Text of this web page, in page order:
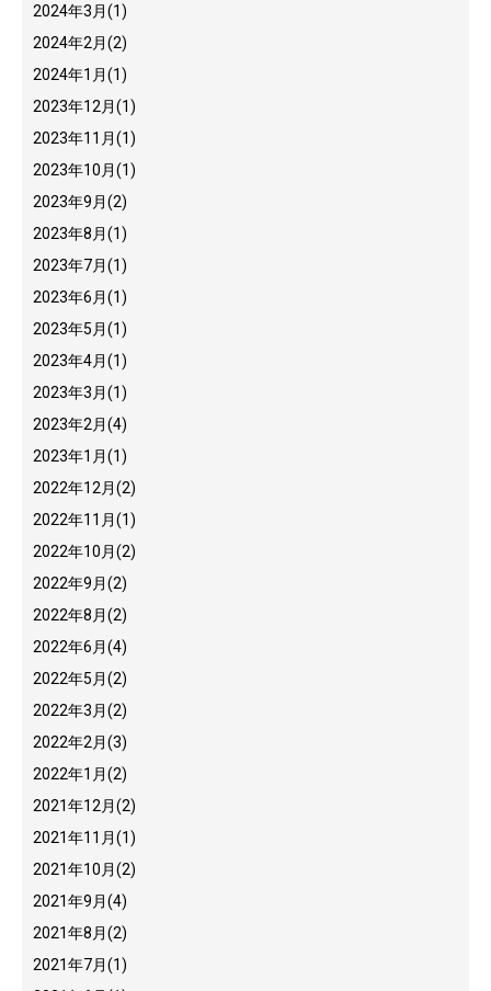
2024年3月(1)
2024年2月(2)
2024年1月(1)
2023年12月(1)
2023年11月(1)
2023年10月(1)
2023年9月(2)
2023年8月(1)
2023年7月(1)
2023年6月(1)
2023年5月(1)
2023年4月(1)
2023年3月(1)
2023年2月(4)
2023年1月(1)
2022年12月(2)
2022年11月(1)
2022年10月(2)
2022年9月(2)
2022年8月(2)
2022年6月(4)
2022年5月(2)
2022年3月(2)
2022年2月(3)
2022年1月(2)
2021年12月(2)
2021年11月(1)
2021年10月(2)
2021年9月(4)
2021年8月(2)
2021年7月(1)